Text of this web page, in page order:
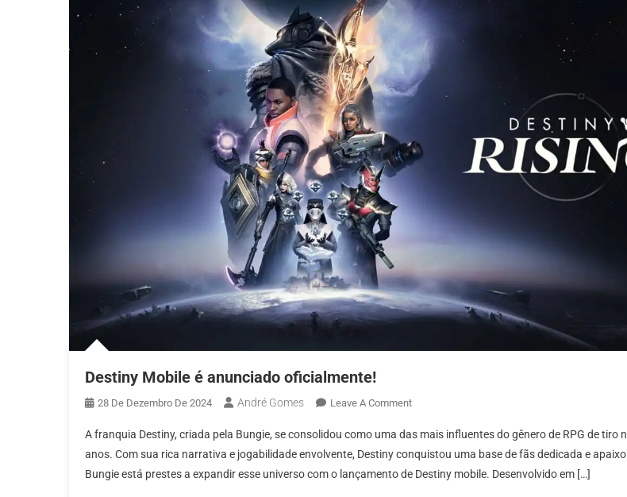
Destiny Mobile é anunciado oficialmente!
28 De Dezembro De 2024 André Gomes Leave A CommentOn
Mobile
É
Anunciado
A franquia Destiny, criada pela Bungie, se consolidou como uma das mais influentes do gênero de RPG de tiro
anos. Com sua rica narrativa e jogabilidade envolvente, Destiny conquistou uma base de fãs dedicada e
Bungie está prestes a expandir esse universo com o lançamento de Destiny mobile. Desenvolvido em […]